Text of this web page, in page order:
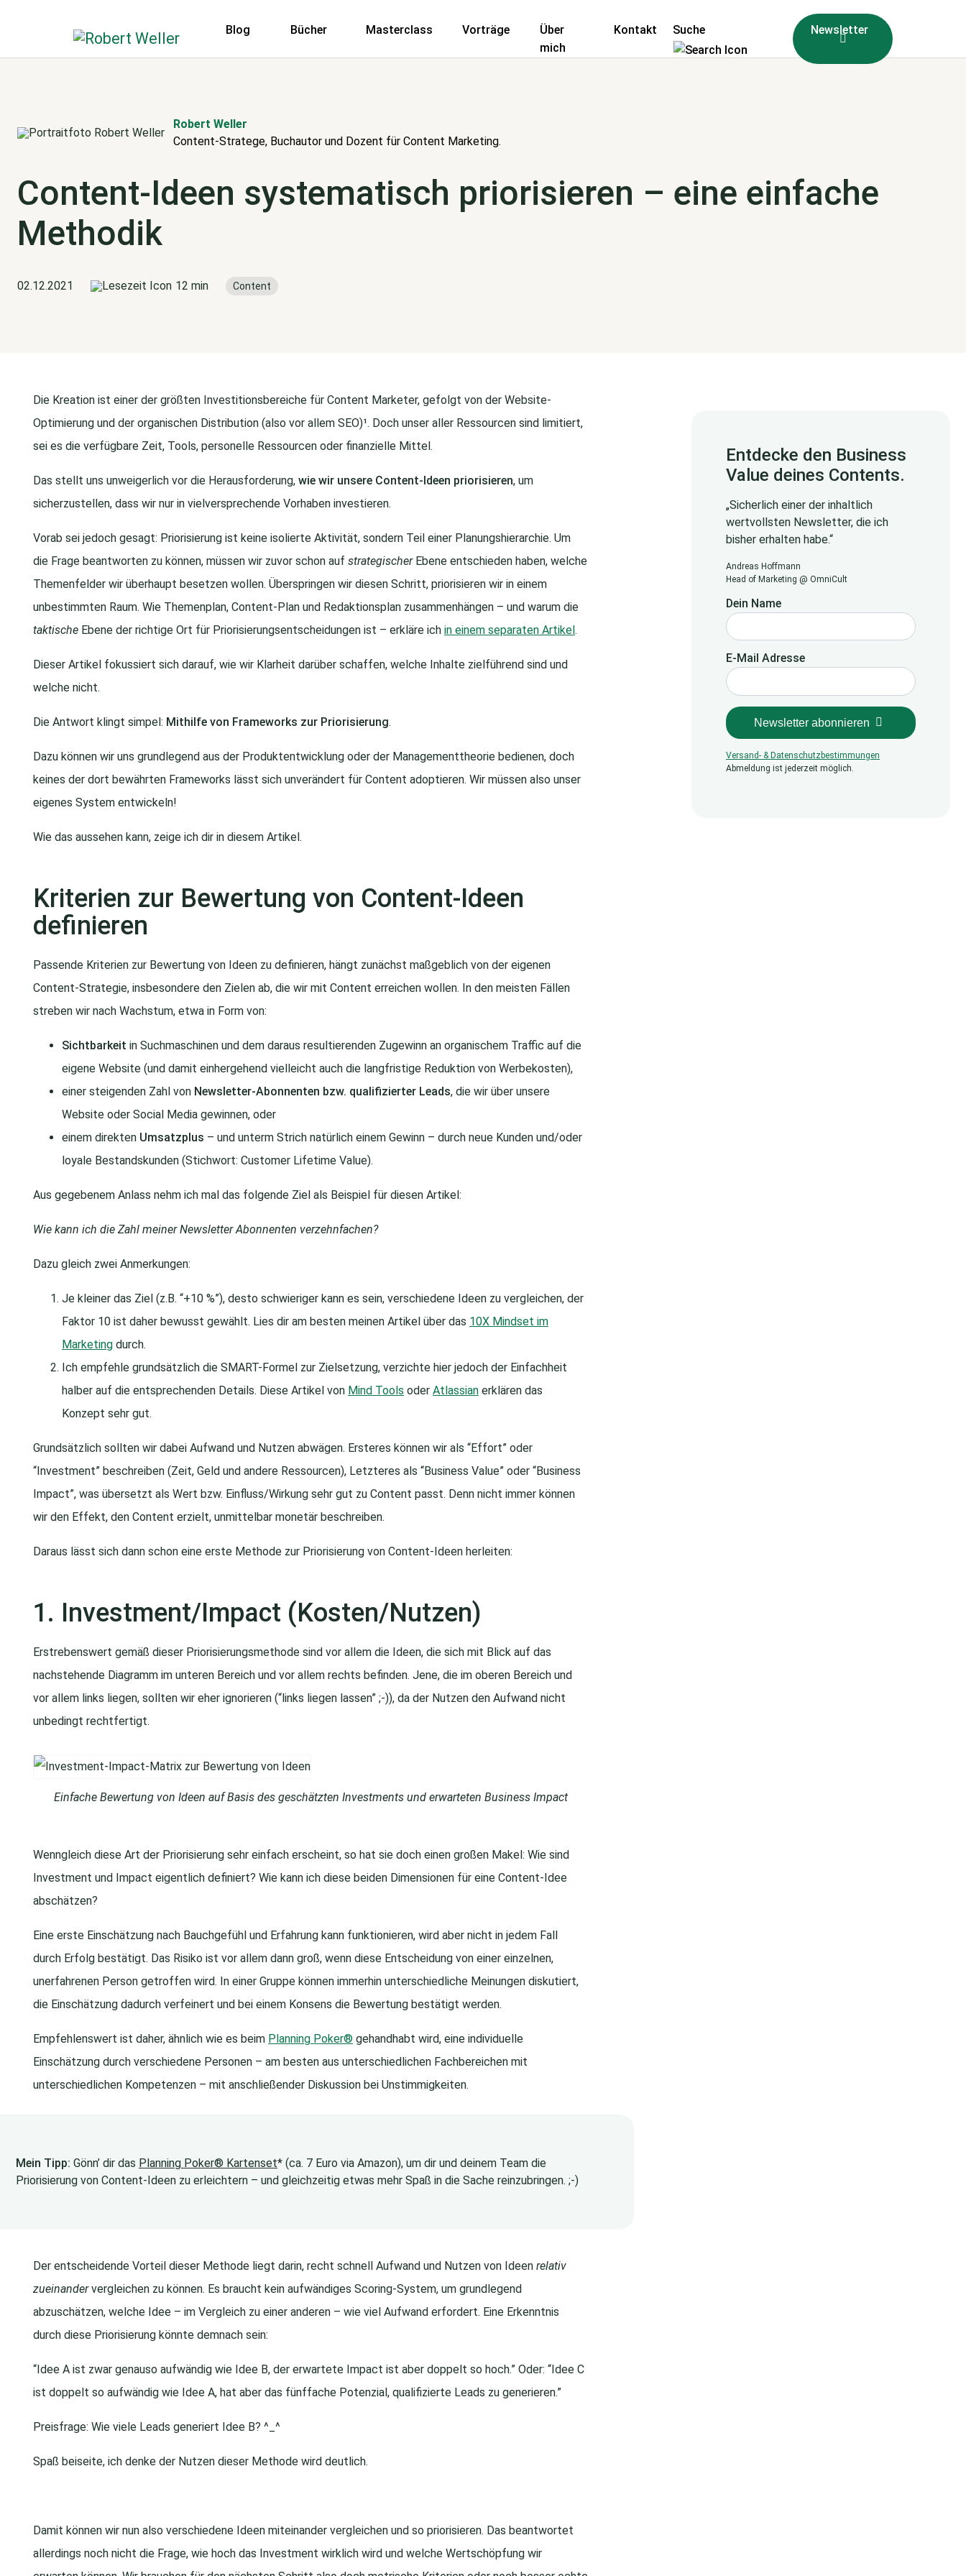
Blog Bücher Masterclass Vorträge
Über
mich
Kontakt Suche Newsletter
Robert Weller
Content-Stratege, Buchautor und Dozent für Content Marketing.
Content-Ideen systematisch priorisieren – eine einfache
Methodik
02.12.2021 12 min Content
Entdecke den Business
Value deines Contents.
„Sicherlich einer der inhaltlich
wertvollsten Newsletter, die ich
bisher erhalten habe.“
Andreas Hoffmann
Head of Marketing @ OmniCult
Dein Name
E-Mail Adresse
Newsletter abonnieren
Versand- & Datenschutzbestimmungen
Abmeldung ist jederzeit möglich.
Die Kreation ist einer der größten Investitionsbereiche für Content Marketer, gefolgt von der Website-
Optimierung und der organischen Distribution (also vor allem SEO)¹. Doch unser aller Ressourcen sind limitiert,
sei es die verfügbare Zeit, Tools, personelle Ressourcen oder finanzielle Mittel.
Das stellt uns unweigerlich vor die Herausforderung, wie wir unsere Content-Ideen priorisieren, um
sicherzustellen, dass wir nur in vielversprechende Vorhaben investieren.
Vorab sei jedoch gesagt: Priorisierung ist keine isolierte Aktivität, sondern Teil einer Planungshierarchie. Um
die Frage beantworten zu können, müssen wir zuvor schon auf strategischerEbene entschieden haben, welche
Themenfelder wir überhaupt besetzen wollen. Überspringen wir diesen Schritt, priorisieren wir in einem
unbestimmten Raum. Wie Themenplan, Content-Plan und Redaktionsplan zusammenhängen – und warum die
taktische Ebene der richtige Ort für Priorisierungsentscheidungen ist – erkläre ich in einem separaten Artikel .
Dieser Artikel fokussiert sich darauf, wie wir Klarheit darüber schaffen, welche Inhalte zielführend sind und
welche nicht.
Die Antwort klingt simpel: Mithilfe von Frameworks zur Priorisierung.
Dazu können wir uns grundlegend aus der Produktentwicklung oder der Managementtheorie bedienen, doch
keines der dort bewährten Frameworks lässt sich unverändert für Content adoptieren. Wir müssen also unser
eigenes System entwickeln!
Wie das aussehen kann, zeige ich dir in diesem Artikel.
Kriterien zur Bewertung von Content-Ideen
definieren
Passende Kriterien zur Bewertung von Ideen zu definieren, hängt zunächst maßgeblich von der eigenen
Content-Strategie, insbesondere den Zielen ab, die wir mit Content erreichen wollen. In den meisten Fällen
streben wir nach Wachstum, etwa in Form von:
Sichtbarkeit in Suchmaschinen und dem daraus resultierenden Zugewinn an organischem Traffic auf die
eigene Website (und damit einhergehend vielleicht auch die langfristige Reduktion von Werbekosten),
einer steigenden Zahl von Newsletter-Abonnenten bzw. qualifizierter Leads, die wir über unsere
Website oder Social Media gewinnen, oder
einem direkten Umsatzplus – und unterm Strich natürlich einem Gewinn – durch neue Kunden und/oder
loyale Bestandskunden (Stichwort: Customer Lifetime Value).
Aus gegebenem Anlass nehm ich mal das folgende Ziel als Beispiel für diesen Artikel:
Wie kann ich die Zahl meiner Newsletter Abonnenten verzehnfachen?
Dazu gleich zwei Anmerkungen:
Je kleiner das Ziel (z.B. “+10 %”), desto schwieriger kann es sein, verschiedene Ideen zu vergleichen, der
Faktor 10 ist daher bewusst gewählt. Lies dir am besten meinen Artikel über das 10X Mindset im
Marketing durch.
Ich empfehle grundsätzlich die SMART-Formel zur Zielsetzung, verzichte hier jedoch der Einfachheit
halber auf die entsprechenden Details. Diese Artikel von Mind Tools oder Atlassian erklären das
Konzept sehr gut.
Grundsätzlich sollten wir dabei Aufwand und Nutzen abwägen. Ersteres können wir als “Effort” oder
“Investment” beschreiben (Zeit, Geld und andere Ressourcen), Letzteres als “Business Value” oder “Business
Impact”, was übersetzt als Wert bzw. Einfluss/Wirkung sehr gut zu Content passt. Denn nicht immer können
wir den Effekt, den Content erzielt, unmittelbar monetär beschreiben.
Daraus lässt sich dann schon eine erste Methode zur Priorisierung von Content-Ideen herleiten:
1. Investment/Impact (Kosten/Nutzen)
Erstrebenswert gemäß dieser Priorisierungsmethode sind vor allem die Ideen, die sich mit Blick auf das
nachstehende Diagramm im unteren Bereich und vor allem rechts befinden. Jene, die im oberen Bereich und
vor allem links liegen, sollten wir eher ignorieren (“links liegen lassen” ;-)), da der Nutzen den Aufwand nicht
unbedingt rechtfertigt.
Einfache Bewertung von Ideen auf Basis des geschätzten Investments und erwarteten Business Impact
Wenngleich diese Art der Priorisierung sehr einfach erscheint, so hat sie doch einen großen Makel: Wie sind
Investment und Impact eigentlich definiert? Wie kann ich diese beiden Dimensionen für eine Content-Idee
abschätzen?
Eine erste Einschätzung nach Bauchgefühl und Erfahrung kann funktionieren, wird aber nicht in jedem Fall
durch Erfolg bestätigt. Das Risiko ist vor allem dann groß, wenn diese Entscheidung von einer einzelnen,
unerfahrenen Person getroffen wird. In einer Gruppe können immerhin unterschiedliche Meinungen diskutiert,
die Einschätzung dadurch verfeinert und bei einem Konsens die Bewertung bestätigt werden.
Empfehlenswert ist daher, ähnlich wie es beim Planning Poker® gehandhabt wird, eine individuelle
Einschätzung durch verschiedene Personen – am besten aus unterschiedlichen Fachbereichen mit
unterschiedlichen Kompetenzen – mit anschließender Diskussion bei Unstimmigkeiten.
Mein Tipp: Gönn’ dir das Planning Poker® Kartenset* (ca. 7 Euro via Amazon), um dir und deinem Team die
Priorisierung von Content-Ideen zu erleichtern – und gleichzeitig etwas mehr Spaß in die Sache reinzubringen. ;-)
Der entscheidende Vorteil dieser Methode liegt darin, recht schnell Aufwand und Nutzen von Ideen relativ
zueinandervergleichen zu können. Es braucht kein aufwändiges Scoring-System, um grundlegend
abzuschätzen, welche Idee – im Vergleich zu einer anderen – wie viel Aufwand erfordert. Eine Erkenntnis
durch diese Priorisierung könnte demnach sein:
“Idee A ist zwar genauso aufwändig wie Idee B, der erwartete Impact ist aber doppelt so hoch.” Oder: “Idee C
ist doppelt so aufwändig wie Idee A, hat aber das fünffache Potenzial, qualifizierte Leads zu generieren.”
Preisfrage: Wie viele Leads generiert Idee B? ^_^
Spaß beiseite, ich denke der Nutzen dieser Methode wird deutlich.
Damit können wir nun also verschiedene Ideen miteinander vergleichen und so priorisieren. Das beantwortet
allerdings noch nicht die Frage, wie hoch das Investment wirklich wird und welche Wertschöpfung wir